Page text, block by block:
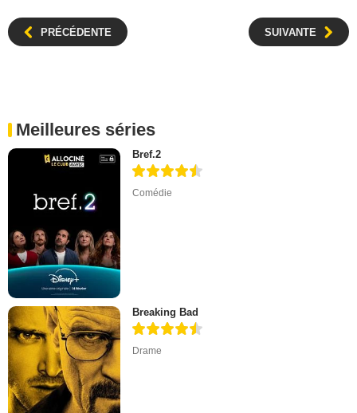
PRÉCÉDENTE SUIVANTE
Meilleures séries
Bref.2
Comédie
Breaking Bad
Drame